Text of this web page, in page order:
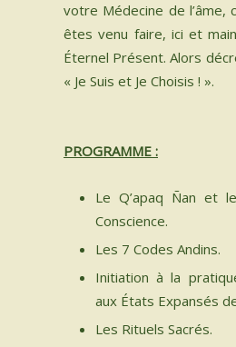
votre Médecine de l’âme,
êtes venu faire, ici et
Éternel Présent. Alors
« Je Suis et Je Choisis ! ».
PROGRAMME :
Le Q’apaq Ñan et
Conscience.
Les 7 Codes Andins.
Initiation à la
aux États Expansés
Les Rituels Sacrés.